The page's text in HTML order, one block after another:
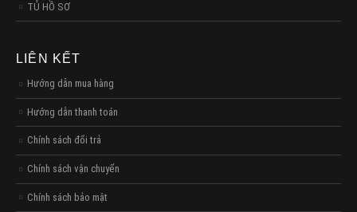
TỦ HỒ SƠ
LIÊN KẾT
Hướng dẫn mua hàng
Hướng dẫn thanh toán
Chính sách đổi trả
Chính sách vận chuyển
Chính sách bảo mật